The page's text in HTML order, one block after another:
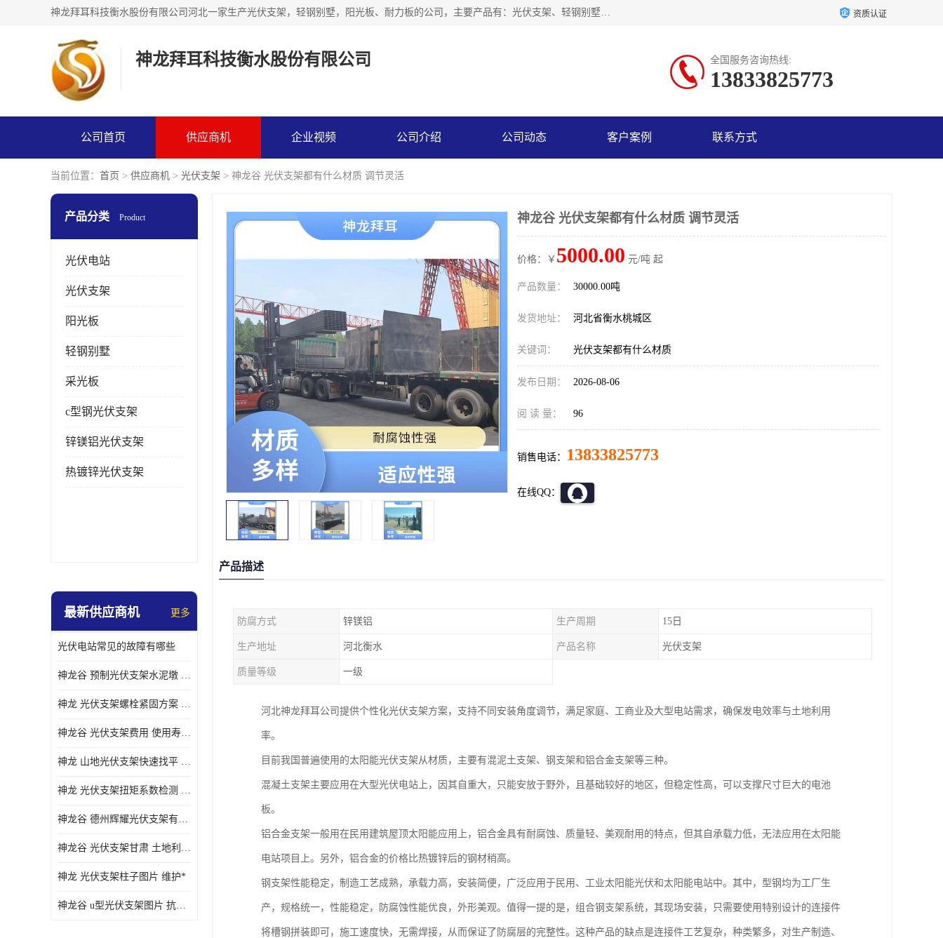
神龙拜耳科技衡水股份有限公司河北一家生产光伏支架，轻钢别墅，阳光板、耐力板的公司，主要产品有：光伏支架、轻钢别墅、阳光板、耐力板、采光板等，公司参与制定了多项标准。 资质认证
神龙拜耳科技衡水股份有限公司 全国服务咨询热线:
13833825773
公司首页 供应商机 企业视频 公司介绍 公司动态 客户案例 联系方式
当前位置： 首页 > 供应商机 > 光伏支架 > 神龙谷 光伏支架都有什么材质 调节灵活
产品分类 Product
光伏电站
光伏支架
阳光板
轻钢别墅
采光板
c型钢光伏支架
锌镁铝光伏支架
热镀锌光伏支架
最新供应商机 更多
光伏电站常见的故障有哪些
神龙谷 预制光伏支架水泥墩 抗震性能优
神龙 光伏支架螺栓紧固方案 土地利用率高
神龙谷 光伏支架费用 使用寿命长
神龙 山地光伏支架快速找平 抗风耐压
神龙 光伏支架扭矩系数检测 适应性强
神龙谷 德州辉耀光伏支架有限公司 材质多样
神龙谷 光伏支架甘肃 土地利用率高
神龙 光伏支架柱子图片 维护*
神龙谷 u型光伏支架图片 抗紫外线
神龙谷 光伏支架都有什么材质 调节灵活
价格：￥ 5000.00 元/吨 起
产品数量： 30000.00吨
发货地址： 河北省衡水桃城区
关键词： 光伏支架都有什么材质
发布日期： 2026-08-06
阅 读 量： 96
销售电话： 13833825773
在线QQ：
产品描述
防腐方式 锌镁铝 生产周期 15日
生产地址 河北衡水 产品名称 光伏支架
质量等级 一级
河北神龙拜耳公司提供个性化光伏支架方案，支持不同安装角度调节，满足家庭、工商业及大型电站需求，确保发电效率与土地利用
率。
目前我国普遍使用的太阳能光伏支架从材质，主要有混泥土支架、钢支架和铝合金支架等三种。
混凝土支架主要应用在大型光伏电站上，因其自重大，只能安放于野外，且基础较好的地区，但稳定性高，可以支撑尺寸巨大的电池
板。
铝合金支架一般用在民用建筑屋顶太阳能应用上，铝合金具有耐腐蚀、质量轻、美观耐用的特点，但其自承载力低，无法应用在太阳能
电站项目上。另外，铝合金的价格比热镀锌后的钢材稍高。
钢支架性能稳定，制造工艺成熟，承载力高，安装简便，广泛应用于民用、工业太阳能光伏和太阳能电站中。其中，型钢均为工厂生
产，规格统一，性能稳定，防腐蚀性能优良，外形美观。值得一提的是，组合钢支架系统，其现场安装，只需要使用特别设计的连接件
将槽钢拼装即可，施工速度快，无需焊接，从而保证了防腐层的完整性。这种产品的缺点是连接件工艺复杂，种类繁多，对生产制造、